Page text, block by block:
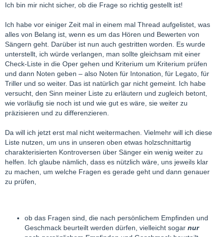
Ich bin mir nicht sicher, ob die Frage so richtig gestellt ist!
Ich habe vor einiger Zeit mal in einem mal Thread aufgelistet, was
alles von Belang ist, wenn es um das Hören und Bewerten von
Sängern geht. Darüber ist nun auch gestritten worden. Es wurde
unterstellt, ich würde verlangen, man sollte gleichsam mit einer
Check-Liste in die Oper gehen und Kriterium um Kriterium prüfen
und dann Noten geben – also Noten für Intonation, für Legato, für
Triller und so weiter. Das ist natürlich gar nicht gemeint. Ich habe
versucht, den Sinn meiner Liste zu erläutern und zugleich betont,
wie vorläufig sie noch ist und wie gut es wäre, sie weiter zu
präzisieren und zu differenzieren.
Da will ich jetzt erst mal nicht weitermachen. Vielmehr will ich diese
Liste nutzen, um uns in unseren oben etwas holzschnittartig
charakterisierten Kontroversen über Sänger ein wenig weiter zu
helfen. Ich glaube nämlich, dass es nützlich wäre, uns jeweils klar
zu machen, um welche Fragen es gerade geht und dann genauer
zu prüfen,
ob das Fragen sind, die nach persönlichem Empfinden und
Geschmack beurteilt werden dürfen, vielleicht sogar nur